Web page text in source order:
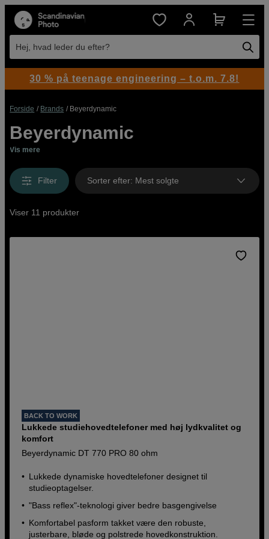
Hej, hvad leder du efter?
Forside Brands Beyerdynamic
Beyerdynamic
Vis mere
Filter Sorter efter: Mest solgte
Viser 11 produkter
BACK TO WORK
Lukkede studiehovedtelefoner med høj lydkvalitet og
komfort
Beyerdynamic DT 770 PRO 80 ohm
Lukkede dynamiske hovedtelefoner designet til
studieoptagelser.
"Bass reflex"-teknologi giver bedre basgengivelse
Komfortabel pasform takket være den robuste,
justerbare, bløde og polstrede hovedkonstruktion.
30 % på teenage engineering – t.o.m. 7.8!